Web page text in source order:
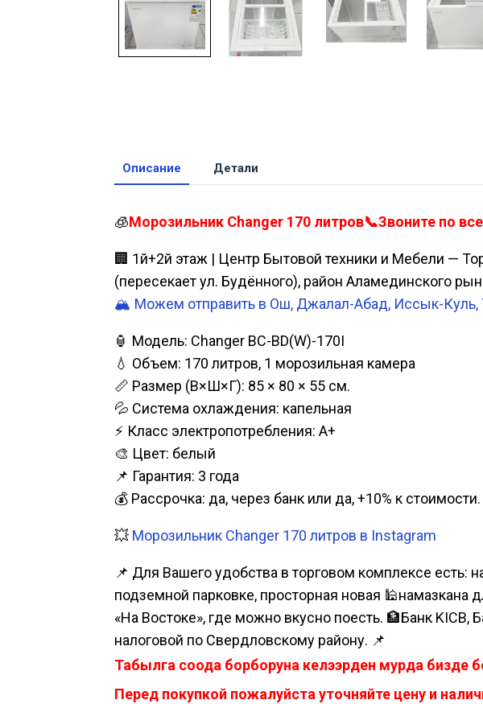
Описание Детали
🧊Морозильник Changer 170 литров📞Звоните по
🏢 1й+2й этаж | Центр Бытовой техники и Мебели —
(пересекает ул. Будённого), район Аламединского
🏔️ Можем отправить в Ош, Джалал-Абад, Иссык-Куль,
🏮 Модель: Changer BC-BD(W)-170I
💧 Объем: 170 литров, 1 морозильная камера
📏 Размер (В×Ш×Г): 85 × 80 × 55 см.
💦 Система охлаждения: капельная
⚡ Класс электропотребления: A+
🎨 Цвет: белый
📌 Гарантия: 3 года
💰 Рассрочка: да, через банк или да, +10% к
💥 Морозильник Changer 170 литров в Instagram
📌 Для Вашего удобства в торговом комплексе есть:
подземной парковке, просторная новая
«На Востоке», где можно вкусно поесть. 🏦Банк
налоговой по Свердловскому району. 📌
Табылга соода борборуна келээрден мурда
Перед покупкой пожалуйста уточняйте цену и